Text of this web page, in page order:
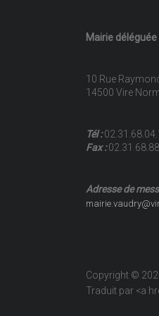
Mairie
10 Rue
14500 Vire
Tél :
Fax :
Adresse de
Copyright ©
Traduit par <a